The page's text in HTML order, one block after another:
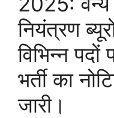
नियंत्रण
विभिन्न पदों
भर्ती का
जारी।